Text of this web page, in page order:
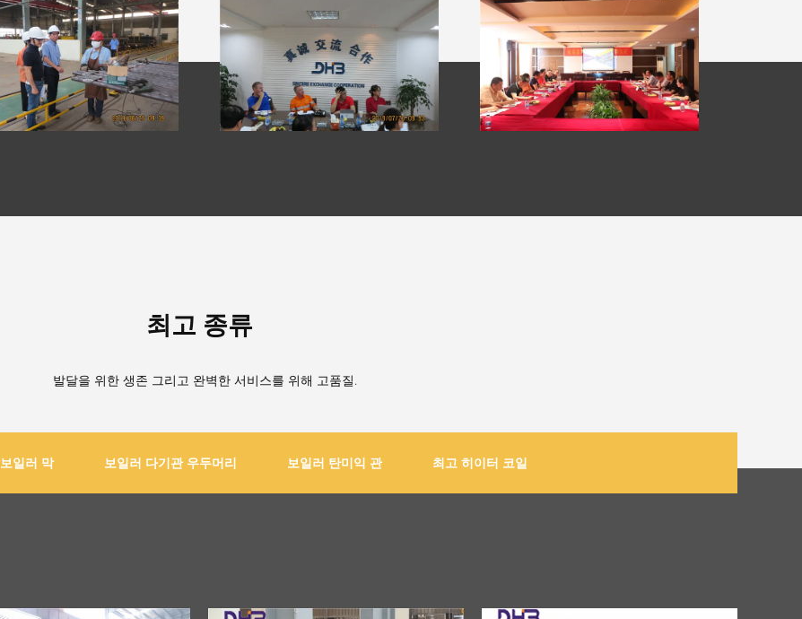
최고 종류
발달을 위한 생존 그리고 완벽한 서비스를 위해 고품질.
보일러 막 보일러 다기관 우두머리 보일러 탄미익 관 최고 히이터 코일